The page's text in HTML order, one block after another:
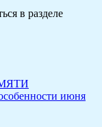
в разделе
июня